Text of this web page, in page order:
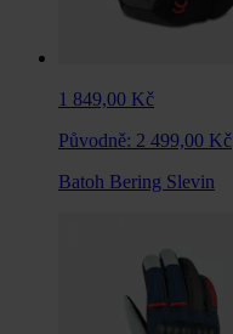
1 849,00 Kč
Původně: 2 499,00 Kč
Batoh Bering Slevin